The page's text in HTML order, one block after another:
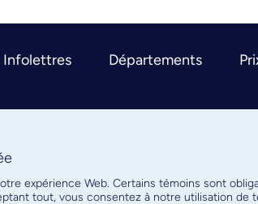
Infolettres Départements
expérience Web. Certains témoins sont
tout, vous consentez à notre utilisation de